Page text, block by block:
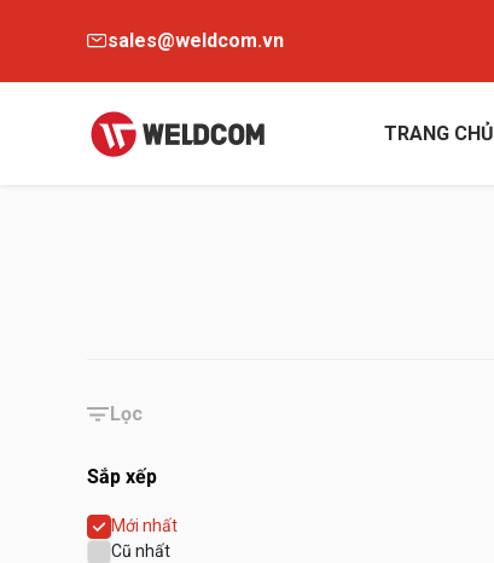
sales@weldcom.vn
TRANG CHỦ
Lọc
Sắp xếp
Mới nhất
Cũ nhất